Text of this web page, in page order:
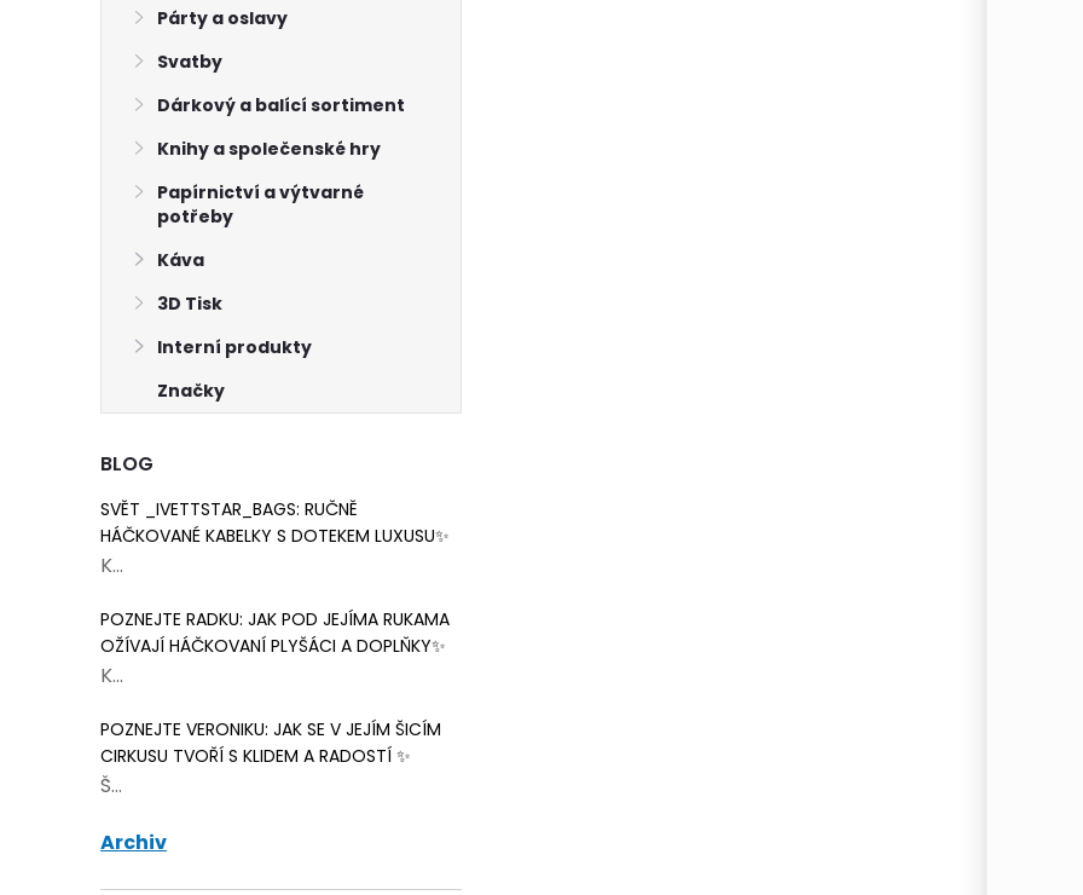
Párty a oslavy
Svatby
Dárkový a balící sortiment
Knihy a společenské hry
Papírnictví a výtvarné
potřeby
Káva
3D Tisk
Interní produkty
Značky
BLOG
SVĚT _IVETTSTAR_BAGS: RUČNĚ
HÁČKOVANÉ KABELKY S DOTEKEM LUXUSU✨
K...
POZNEJTE RADKU: JAK POD JEJÍMA RUKAMA
OŽÍVAJÍ HÁČKOVANÍ PLYŠÁCI A DOPLŇKY✨
K...
POZNEJTE VERONIKU: JAK SE V JEJÍM ŠICÍM
CIRKUSU TVOŘÍ S KLIDEM A RADOSTÍ ✨
Š...
Archiv